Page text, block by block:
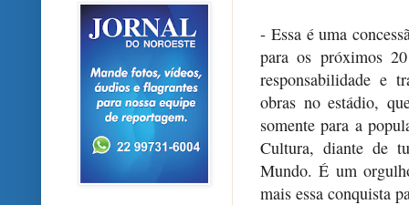
- Essa é uma
para os próximos
responsabilidade e
obras no estádio,
somente para a
Cultura, diante de
Mundo. É um
mais essa conquista